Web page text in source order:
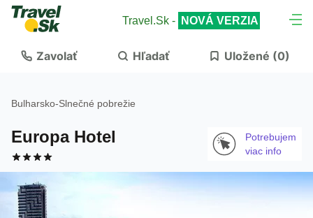
Travel.Sk - NOVÁ VERZIA
Zavolať Hľadať Uložené (0)
Bulharsko-Slnečné pobrežie
Europa Hotel
Potrebujem
viac info